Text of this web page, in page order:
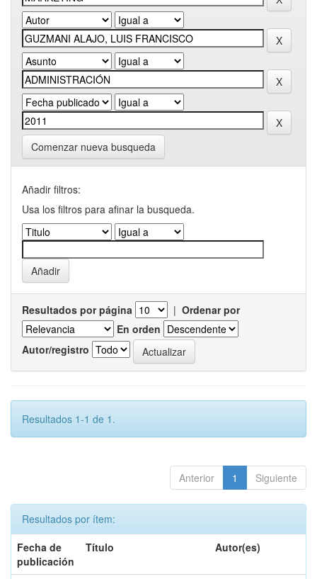
Comenzar nueva busqueda
Añadir filtros:
Usa los filtros para afinar la busqueda.
Resultados por página | Ordenar por
En orden
Autor/registro
Resultados 1-1 de 1.
Anterior 1 Siguiente
Resultados por ítem:
Fecha de
publicación
Título Autor(es)